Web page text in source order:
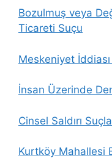
Bozulmuş veya
Ticareti Suçu
Meskeniyet
İnsan Üzerinde
Cinsel Saldırı
Kurtköy Mahallesi